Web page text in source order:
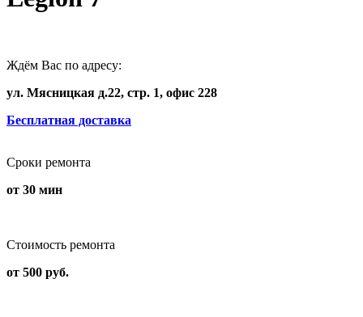
Ждём Вас по адресу:
ул. Мясницкая д.22, стр. 1, офис 228
Бесплатная доставка
Сроки ремонта
от 30 мин
Стоимость ремонта
от 500 руб.